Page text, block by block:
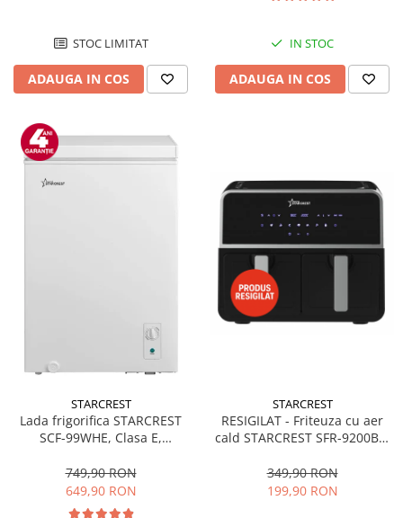
STOC LIMITAT
ADAUGA IN COS
IN STOC
ADAUGA IN COS
STARCREST
Lada frigorifica STARCREST
SCF-99WHE, Clasa E,
convertibil - functie frigider,
Termostat reglabil, Alb
749,90 RON
649,90 RON
STARCREST
RESIGILAT - Friteuza cu aer
cald STARCREST SFR-9200BK,
Termostat 80 - 200 °C, 8
programe predefinite, Negru
349,90 RON
199,90 RON